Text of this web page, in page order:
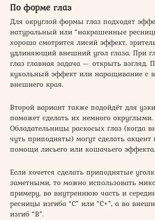
По форме глаз
Для округлой формы глаз подходят
натуральный или “накрашенные
хорошо смотрится лисий эффект,
удлиняющий внешний угол глаза. При
глаз главная задача — открыть взгляд.
кукольный эффект или наращивание с
внешнего края.
Второй вариант также подойдёт для
поможет сделать их немного округлыми.
Обладательницы раскосых глаз (когда
чуть приподняты) могут сделать
помощи лисьего или кошачьего эффекта.
Если хочется сделать приподнятые
заметными, то можно использовать
примеру, во внутреннюю часть и
ресницы изгиба “C” или “C+”, а во
изгиб “B”.